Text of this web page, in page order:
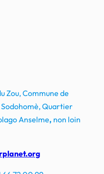
Zou, Commune de
Quartier
Anselme, non loin